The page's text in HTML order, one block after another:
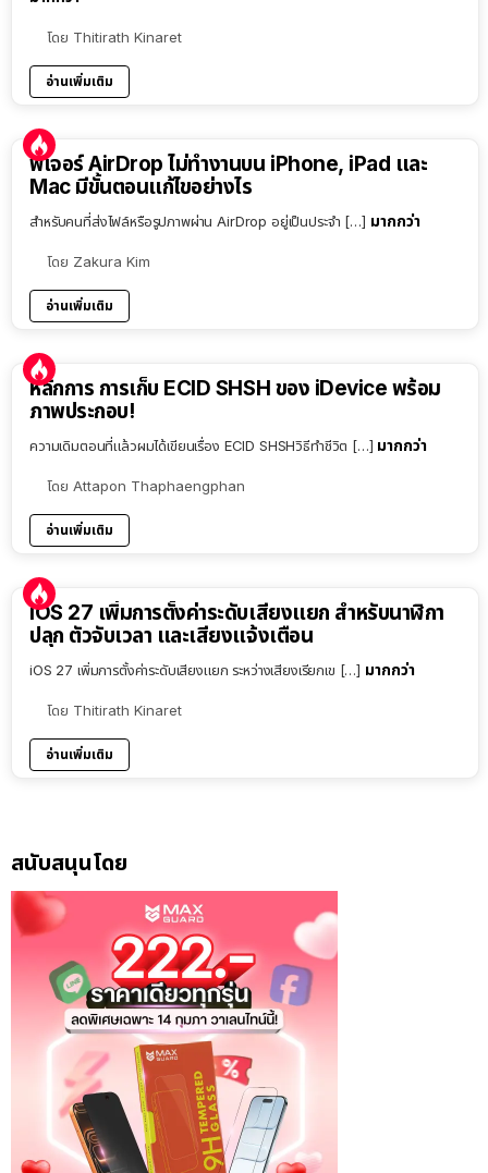
โดย Thitirath Kinaret
อ่านเพิ่มเติม
ฟีเจอร์ AirDrop ไม่ทำงานบน iPhone, iPad และ
Mac มีขั้นตอนแก้ไขอย่างไร
สำหรับคนที่ส่งไฟล์หรือรูปภาพผ่าน AirDrop อยู่เป็นประจำ […] มากกว่า
โดย Zakura Kim
อ่านเพิ่มเติม
หลักการ การเก็บ ECID SHSH ของ iDevice พร้อม
ภาพประกอบ!
ความเดิมตอนที่แล้วผมได้เขียนเรื่อง ECID SHSHวิธีทำชีวิต […] มากกว่า
โดย Attapon Thaphaengphan
อ่านเพิ่มเติม
iOS 27 เพิ่มการตั้งค่าระดับเสียงแยก สำหรับนาฬิกา
ปลุก ตัวจับเวลา และเสียงแจ้งเตือน
iOS 27 เพิ่มการตั้งค่าระดับเสียงแยก ระหว่างเสียงเรียกเข […] มากกว่า
โดย Thitirath Kinaret
อ่านเพิ่มเติม
สนับสนุนโดย